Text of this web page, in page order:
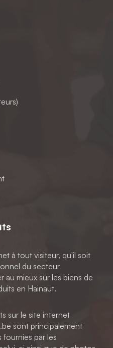
à tout visiteur, qu'il soit
du secteur
au mieux sur les biens de
en Hainaut.
sur le site internet
sont principalement
par les